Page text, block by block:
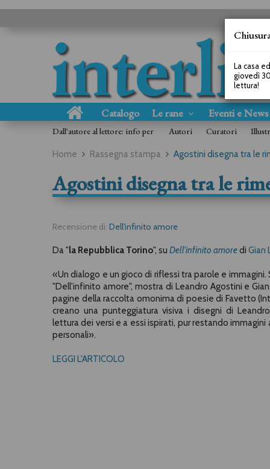
Catalogo Le rane Eventi e News
Dall'autore al lettore: info per Autori Curatori
Home Rassegna stampa Agostini disegna tra le
Agostini disegna tra le
Recensione di: Dell'infinito amore
Da "la Repubblica Torino", su Dell'infinito amoredi Gian
«Un dialogo e un gioco di riflessi tra parole e
"Dell'infinito amore", mostra di Leandro Agostini e
pagine della raccolta omonima di poesie di Favetto
creano una punteggiatura visiva i disegni di
lettura dei versi e a essi ispirati, pur restando
personali».
LEGGI L'ARTICOLO
La casa
giovedì
lettura!